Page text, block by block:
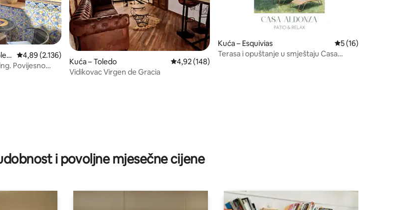
Prosječna ocjena: 4,89/5, recenzija: 2.136
4,89 (2.136)
Povijesno
Kuća – Toledo Prosječna ocjena: 4,92/5, recenzija: 148
4,92 (148)
Vidikovac Virgen de Gracia
Kuća – Esquivias Prosječna ocjena:
5 (16)
Terasa i opuštanje u smještaju Casa
i povoljne mjesečne cijene